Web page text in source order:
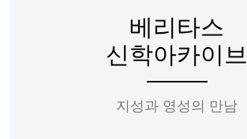
베리타스
신학아카이브
지성과 영성의 만남